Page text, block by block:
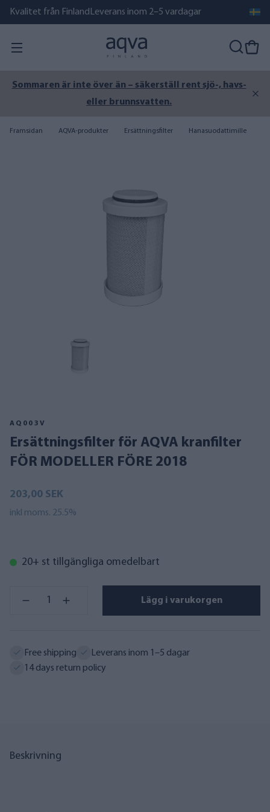
Kvalitet från Finland Leverans inom 2–5 vardagar
Sommaren är inte över än – säkerställ rent sjö-, havs-
eller brunnsvatten.
Framsidan AQVA-produkter Ersättningsfilter Hanasuodattimille
AQ003V
Ersättningsfilter för AQVA kranfilter
FÖR MODELLER FÖRE 2018
203,00 SEK
inkl moms. 25.5%
20+ st tillgängliga omedelbart
Lägg i varukorgen
Free shipping
Leverans inom 1–5 dagar
14 days return policy
Beskrivning